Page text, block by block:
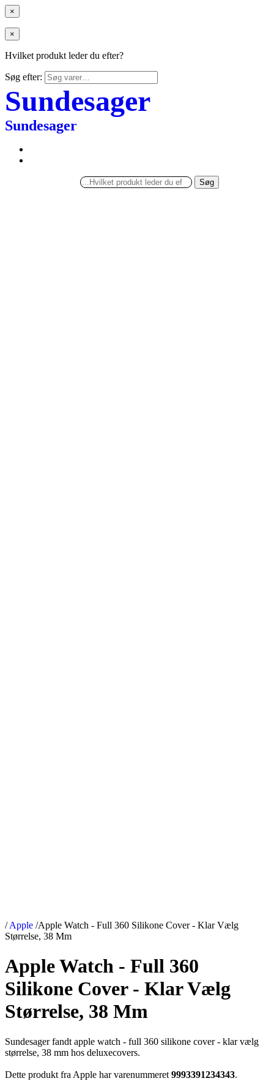
×
×
Hvilket produkt leder du efter?
Søg efter:
Sundesager
Sundesager
Søg
/ Apple /Apple Watch - Full 360 Silikone Cover - Klar Vælg
Størrelse, 38 Mm
Apple Watch - Full 360
Silikone Cover - Klar Vælg
Størrelse, 38 Mm
Sundesager fandt apple watch - full 360 silikone cover - klar vælg
størrelse, 38 mm hos deluxecovers.
Dette produkt fra Apple har varenummeret 9993391234343.